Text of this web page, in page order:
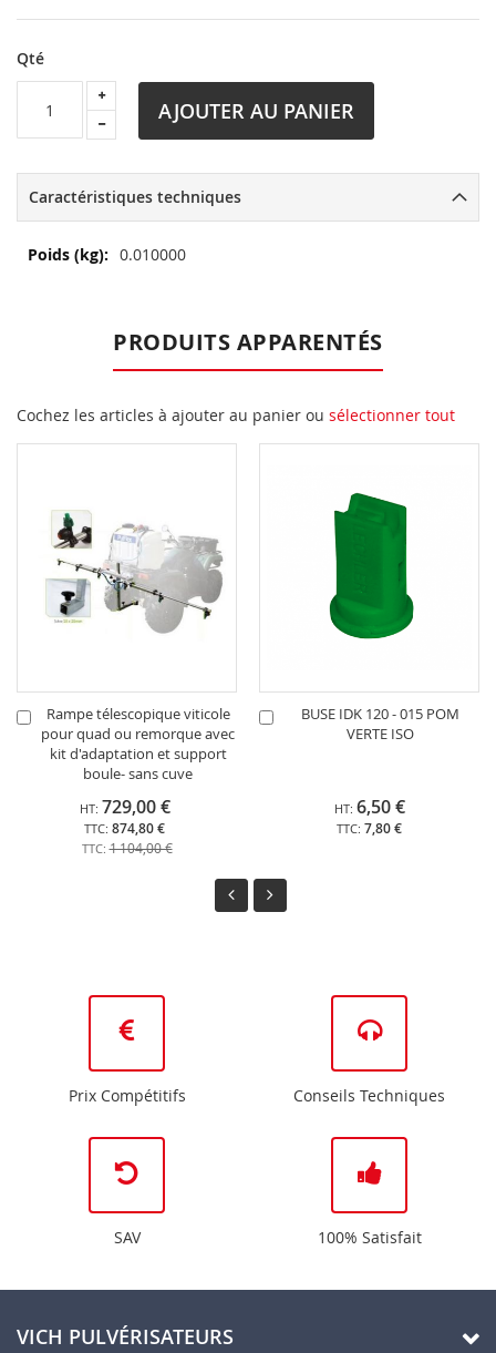
Qté
AJOUTER AU PANIER
Caractéristiques techniques
Plus
0.010000
PRODUITS APPARENTÉS
Cochez les articles à ajouter au panier ou sélectionner tout
Rampe télescopique viticole
pour quad ou remorque avec
kit d'adaptation et support
boule- sans cuve
874,80 €
729,00 €
1 104,00 €
Ajouter
au
panier
BUSE IDK 120 - 015 POM
VERTE ISO
7,80 €
6,50 €
Ajouter
Prix Compétitifs Conseils Techniques
SAV 100% Satisfait
VICH PULVÉRISATEURS